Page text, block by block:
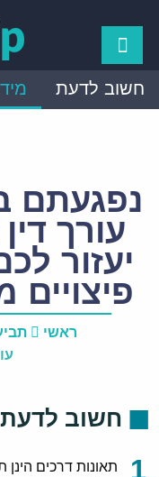
חשוב לדעת
נפגעתם
עורך
יעזור
ראשי
חשוב לדעת
תאונות דרכים הינן